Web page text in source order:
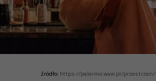
źródło: https://palermo.waw.pl/przestrzen/